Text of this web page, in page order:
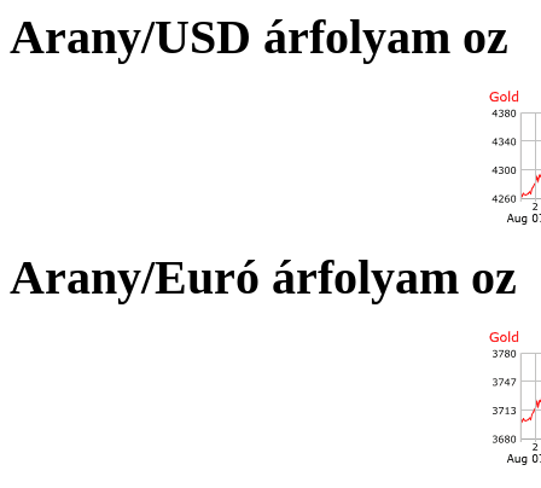
Arany/USD árfolyam oz
Arany/Euró árfolyam oz